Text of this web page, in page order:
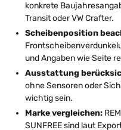
konkrete
Transit oder VW Crafter.
Scheibenposition
und Angaben wie Seite
Ausstattung
ohne Sensoren oder
wichtig sein.
Marke vergleichen:
SUNFREE sind laut